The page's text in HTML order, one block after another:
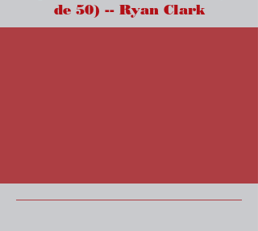
de 50) -- Ryan Clark